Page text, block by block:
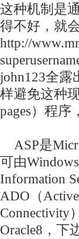
这种机制是
得不好，就
http://
john123全
样避免这种
pages）程
ASP是
可由
Information
ADO（
Connectivity
Oracle8，下